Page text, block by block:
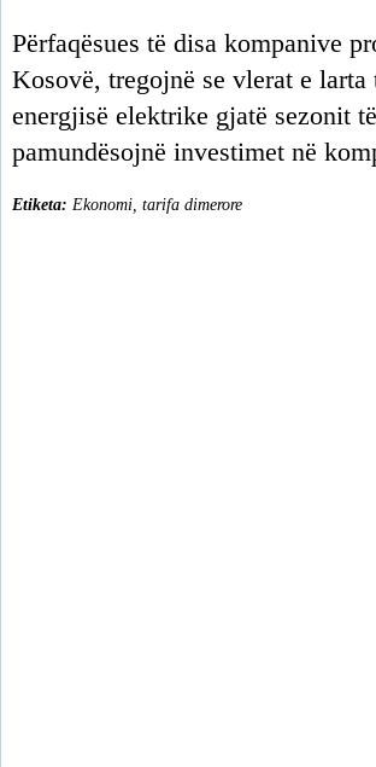
Përfaqësues të disa kompanive
Kosovë, tregojnë se vlerat e larta
energjisë elektrike gjatë sezonit
pamundësojnë investimet në
Etiketa: Ekonomi tarifa dimerore